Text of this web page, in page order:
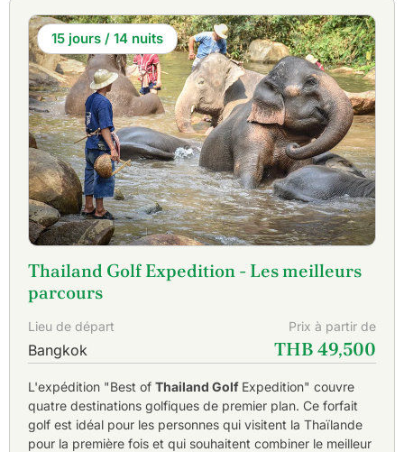
15 jours / 14 nuits
Thailand Golf Expedition - Les meilleurs
parcours
Lieu de départ Prix à partir de
Bangkok THB 49,500
L'expédition "Best of Thailand Golf Expedition" couvre
quatre destinations golfiques de premier plan. Ce forfait
golf est idéal pour les personnes qui visitent la Thaïlande
pour la première fois et qui souhaitent combiner le meilleur